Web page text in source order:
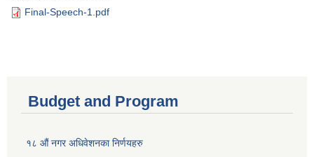
Final-Speech-1.pdf
Budget and Program
१८ औं नगर अधिवेशनका निर्णयहरु